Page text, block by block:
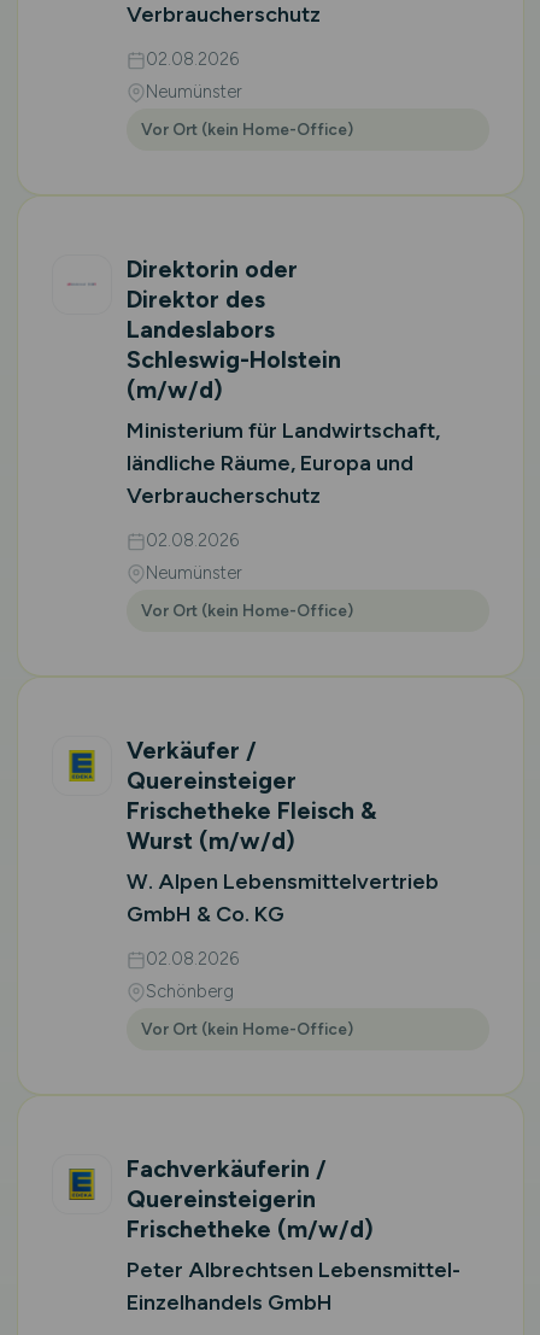
Verbraucherschutz
02.08.2026
Neumünster
Vor Ort (kein Home-Office)
Direktorin oder
Direktor des
Landeslabors
Schleswig-Holstein
(m/w/d)
Ministerium für Landwirtschaft,
ländliche Räume, Europa und
Verbraucherschutz
02.08.2026
Neumünster
Vor Ort (kein Home-Office)
Verkäufer /
Quereinsteiger
Frischetheke Fleisch &
Wurst (m/w/d)
W. Alpen Lebensmittelvertrieb
GmbH & Co. KG
02.08.2026
Schönberg
Vor Ort (kein Home-Office)
Fachverkäuferin /
Quereinsteigerin
Frischetheke (m/w/d)
Peter Albrechtsen Lebensmittel-
Einzelhandels GmbH